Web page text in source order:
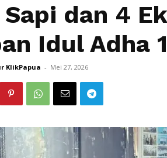
Sapi dan 4
Idul Adha
KlikPapua - Mei 27, 2026